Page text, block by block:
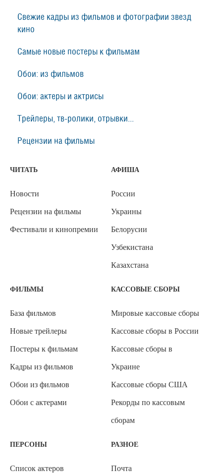
Свежие кадры из фильмов и фотографии звезд
кино
Самые новые постеры к фильмам
Обои: из фильмов
Обои: актеры и актрисы
Трейлеры, тв-ролики, отрывки...
Рецензии на фильмы
ЧИТАТЬ
Новости
Рецензии на фильмы
Фестивали и кинопремии
АФИША
России
Украины
Белорусии
Узбекистана
Казахстана
ФИЛЬМЫ
База фильмов
Новые трейлеры
Постеры к фильмам
Кадры из фильмов
Обои из фильмов
Обои с актерами
КАССОВЫЕ СБОРЫ
Мировые кассовые сборы
Кассовые сборы в России
Кассовые сборы в
Украине
Кассовые сборы США
Рекорды по кассовым
сборам
ПЕРСОНЫ
Список актеров
РАЗНОЕ
Почта